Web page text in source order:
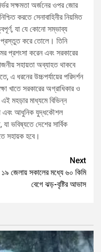
সক্ষমতা অর্জনের ওপর জোর
করতে সেনাবাহিনীর নিয়মিত
যা যে কোনো সম্ভাব্য
প্রস্তুত করে তোলে। তিনি
প্রশংসা করেন এবং সরকারের
সহায়তা অব্যাহত থাকবে
এ ধরনের উচ্চপর্যায়ের পরিদর্শন
খাতে সরকারের অগ্রাধিকার ও
মহড়ার মাধ্যমে বিভিন্ন
এবং আধুনিক যুদ্ধকৌশল
ভবিষ্যতে দেশের সার্বিক
সহায়ক হবে।
Next
১৯ জেলায় সকালের মধ্যে ৬০ কিমি
বেগে ঝড়-বৃষ্টির আভাস